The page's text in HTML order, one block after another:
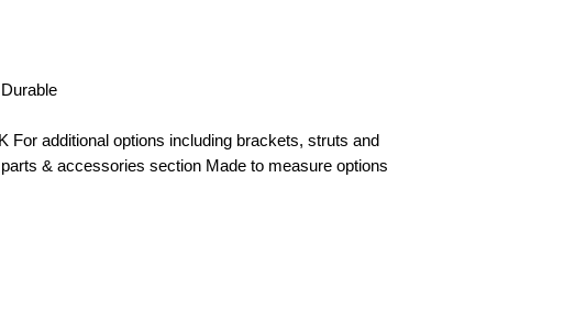
For additional options including brackets, struts and
& accessories section Made to measure options